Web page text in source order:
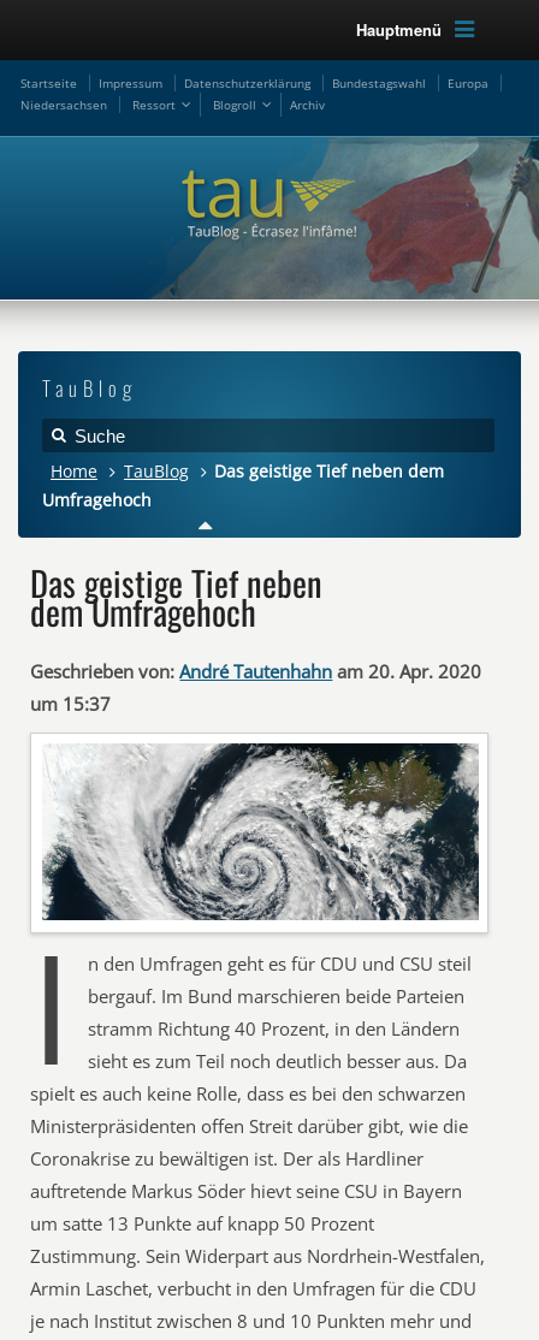
Hauptmenü
Startseite Impressum Datenschutzerklärung Bundestagswahl
Europa
Niedersachsen
Ressort Blogroll Archiv
TauBlog
Home TauBlog
Das geistige Tief neben dem
Umfragehoch
Das geistige Tief neben
dem Umfragehoch
Geschrieben von: André Tautenhahn am 20. Apr. 2020
um 15:37
I
n den Umfragen geht es für CDU und CSU steil
bergauf. Im Bund marschieren beide Parteien
stramm Richtung 40 Prozent, in den Ländern
sieht es zum Teil noch deutlich besser aus. Da
spielt es auch keine Rolle, dass es bei den schwarzen
Ministerpräsidenten offen Streit darüber gibt, wie die
Coronakrise zu bewältigen ist. Der als Hardliner
auftretende Markus Söder hievt seine CSU in Bayern
um satte 13 Punkte auf knapp 50 Prozent
Zustimmung. Sein Widerpart aus Nordrhein-Westfalen,
Armin Laschet, verbucht in den Umfragen für die CDU
je nach Institut zwischen 8 und 10 Punkten mehr und